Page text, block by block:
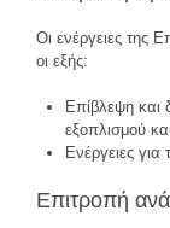
Οι ενέργειες της
οι εξής:
Επίβλεψη και
εξοπλισμού
Ενέργειες
Επιτροπή